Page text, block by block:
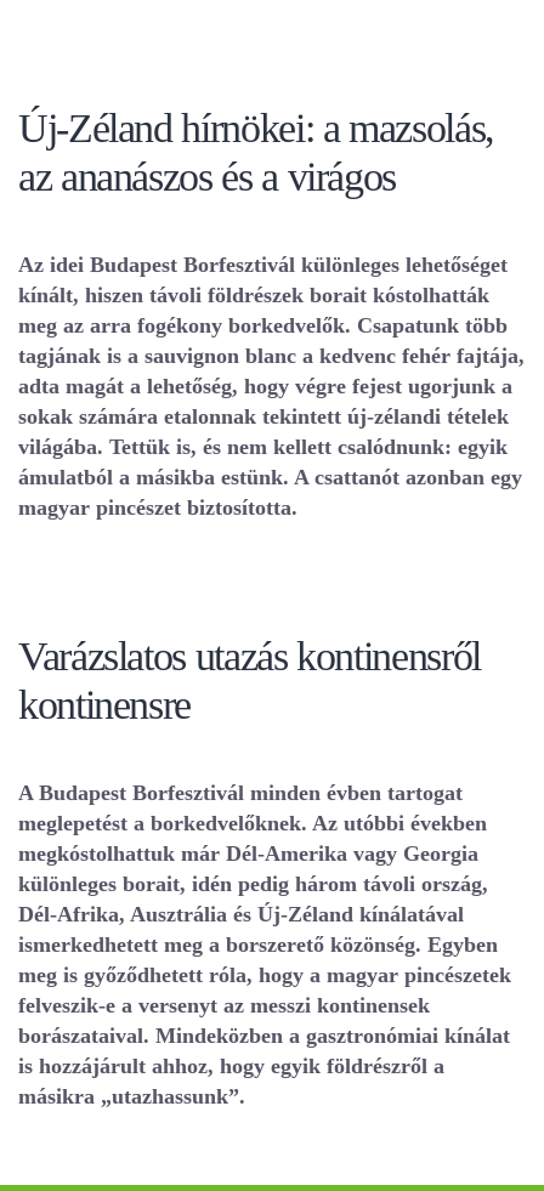
Új-Zéland hírnökei: a mazsolás,
az ananászos és a virágos
Az idei Budapest Borfesztivál különleges lehetőséget
kínált, hiszen távoli földrészek borait kóstolhatták
meg az arra fogékony borkedvelők. Csapatunk több
tagjának is a sauvignon blanc a kedvenc fehér fajtája,
adta magát a lehetőség, hogy végre fejest ugorjunk a
sokak számára etalonnak tekintett új-zélandi tételek
világába. Tettük is, és nem kellett csalódnunk: egyik
ámulatból a másikba estünk. A csattanót azonban egy
magyar pincészet biztosította.
Varázslatos utazás kontinensről
kontinensre
A Budapest Borfesztivál minden évben tartogat
meglepetést a borkedvelőknek. Az utóbbi években
megkóstolhattuk már Dél-Amerika vagy Georgia
különleges borait, idén pedig három távoli ország,
Dél-Afrika, Ausztrália és Új-Zéland kínálatával
ismerkedhetett meg a borszerető közönség. Egyben
meg is győződhetett róla, hogy a magyar pincészetek
felveszik-e a versenyt az messzi kontinensek
borászataival. Mindeközben a gasztronómiai kínálat
is hozzájárult ahhoz, hogy egyik földrészről a
másikra „utazhassunk”.